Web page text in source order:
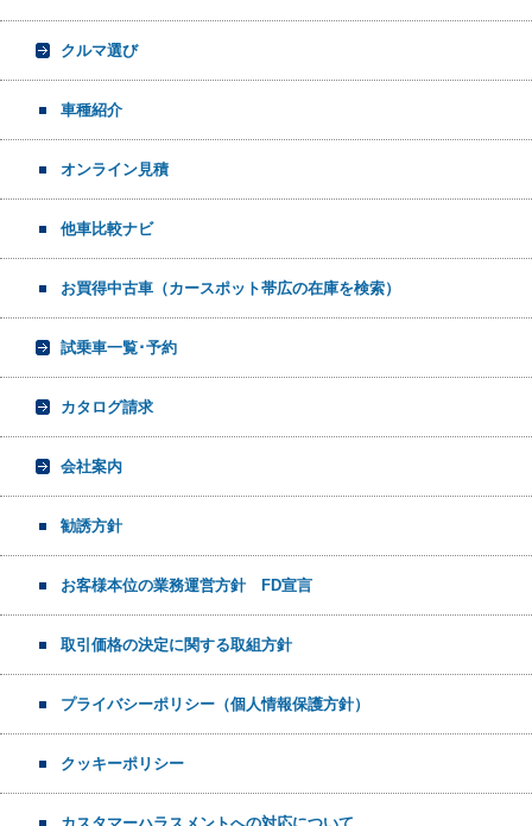
クルマ選び
車種紹介
オンライン見積
他車比較ナビ
お買得中古車（カースポット帯広の在庫を検索）
試乗車一覧･予約
カタログ請求
会社案内
勧誘方針
お客様本位の業務運営方針 FD宣言
取引価格の決定に関する取組方針
プライバシーポリシー（個人情報保護方針）
クッキーポリシー